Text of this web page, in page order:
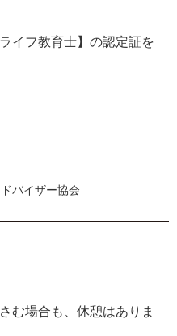
イフ教育士】の認定証を
バイザー協会
む場合も、休憩はありま